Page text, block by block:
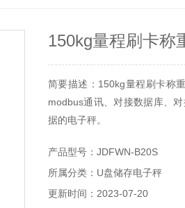
150kg量程刷卡称
简要描述：150kg量程刷卡称
modbus通讯、对接数据库、
据的电子秤。
产品型号：JDFWN-B20S
所属分类：U盘储存电子秤
更新时间：2023-07-20